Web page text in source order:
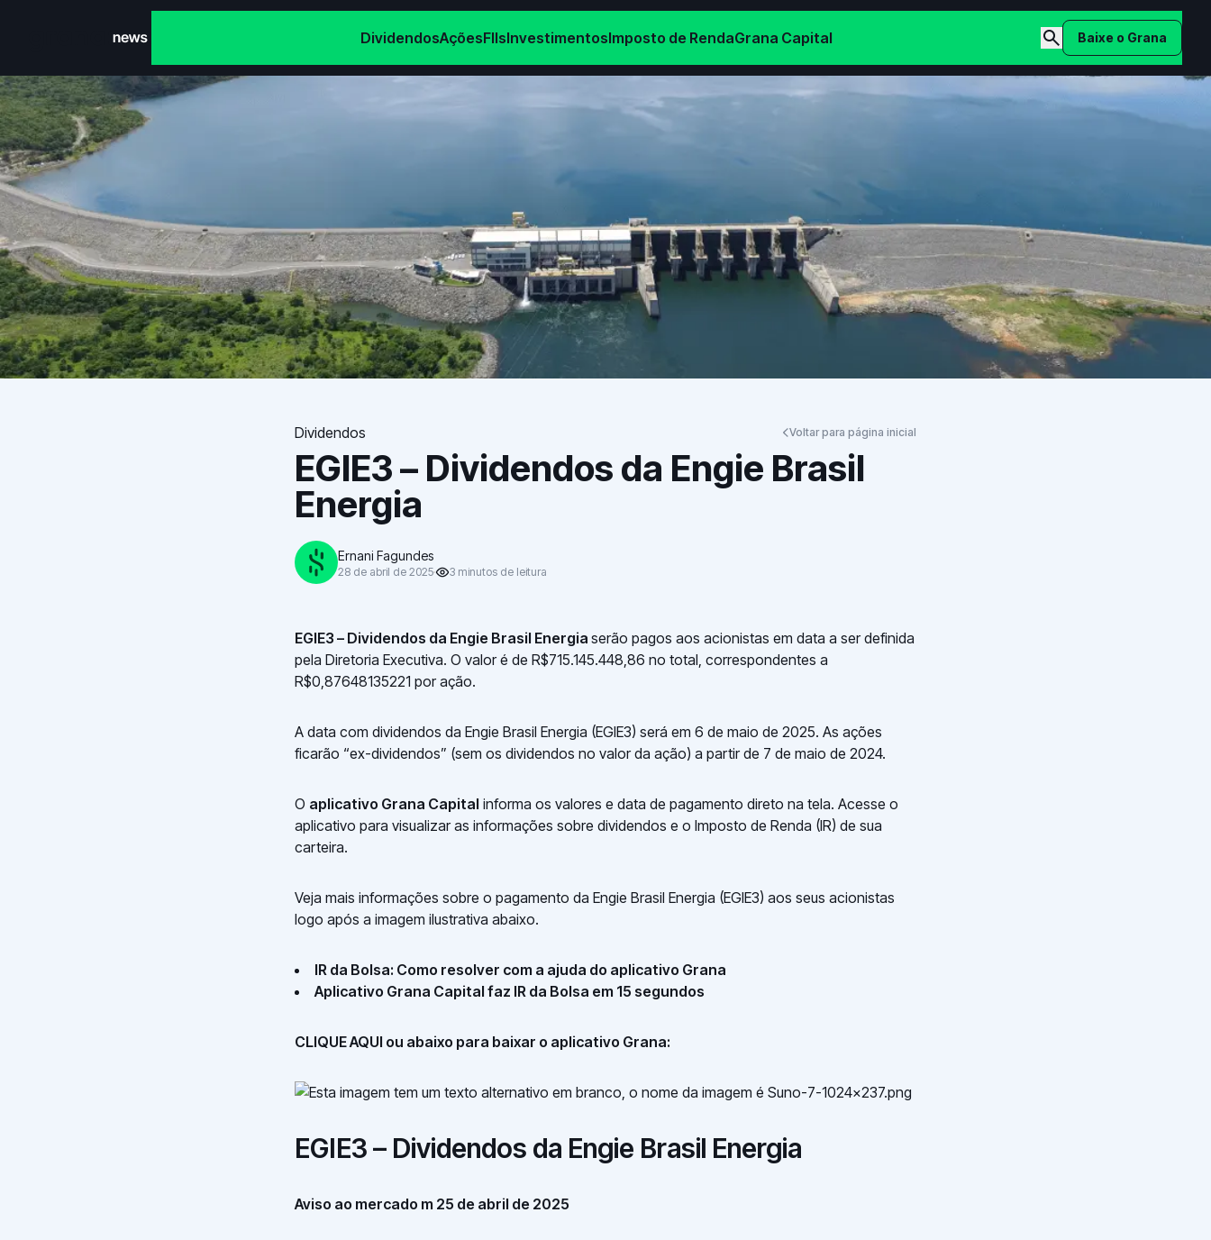
DividendosAçõesFIIsInvestimentosImposto de RendaGrana Capital Baixe o Grana
Dividendos Voltar para página inicial
EGIE3 – Dividendos da Engie Brasil
Energia
Ernani Fagundes
28 de abril de 2025 3 minutos de leitura
EGIE3 – Dividendos da Engie Brasil Energia serão pagos aos acionistas em data a ser definida
pela Diretoria Executiva. O valor é de R$715.145.448,86 no total, correspondentes a
R$0,87648135221 por ação.
A data com dividendos da Engie Brasil Energia (EGIE3) será em 6 de maio de 2025. As ações
ficarão “ex-dividendos” (sem os dividendos no valor da ação) a partir de 7 de maio de 2024.
O aplicativo Grana Capital informa os valores e data de pagamento direto na tela. Acesse o
aplicativo para visualizar as informações sobre dividendos e o Imposto de Renda (IR) de sua
carteira.
Veja mais informações sobre o pagamento da Engie Brasil Energia (EGIE3) aos seus acionistas
logo após a imagem ilustrativa abaixo.
IR da Bolsa: Como resolver com a ajuda do aplicativo Grana
Aplicativo Grana Capital faz IR da Bolsa em 15 segundos
CLIQUE AQUI ou abaixo para baixar o aplicativo Grana:
EGIE3 – Dividendos da Engie Brasil Energia
Aviso ao mercado m 25 de abril de 2025